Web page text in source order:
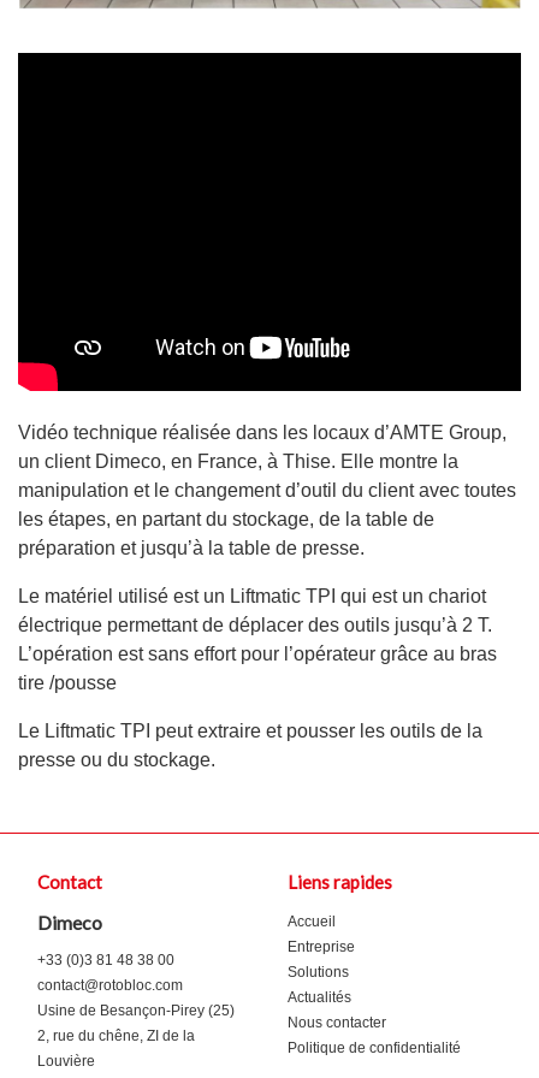
Vidéo technique réalisée dans les locaux d’AMTE Group,
un client Dimeco, en France, à Thise. Elle montre la
manipulation et le changement d’outil du client avec toutes
les étapes, en partant du stockage, de la table de
préparation et jusqu’à la table de presse.
Le matériel utilisé est un Liftmatic TPI qui est un chariot
électrique permettant de déplacer des outils jusqu’à 2 T.
L’opération est sans effort pour l’opérateur grâce au bras
tire /pousse
Le Liftmatic TPI peut extraire et pousser les outils de la
presse ou du stockage.
Contact
Dimeco
+33 (0)3 81 48 38 00
contact@rotobloc.com
Usine de Besançon-Pirey (25)
2, rue du chêne, ZI de la
Louvière
Liens rapides
Accueil
Entreprise
Solutions
Actualités
Nous contacter
Politique de confidentialité